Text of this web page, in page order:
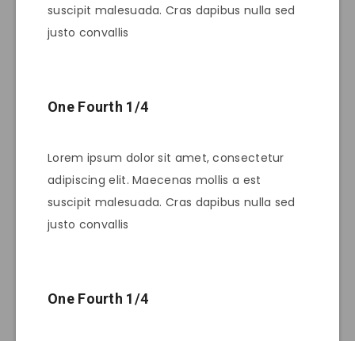
suscipit malesuada. Cras dapibus nulla sed
justo convallis
One Fourth 1/4
Lorem ipsum dolor sit amet, consectetur
adipiscing elit. Maecenas mollis a est
suscipit malesuada. Cras dapibus nulla sed
justo convallis
One Fourth 1/4